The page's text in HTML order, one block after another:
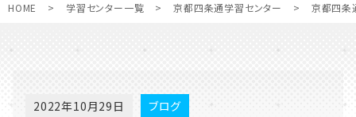
HOME > 学習センター一覧 > 京都四条通学習センター > 京都四条
2022年10月29日 ブログ